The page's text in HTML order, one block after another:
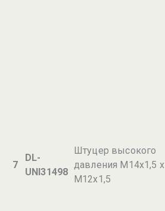
7
DL-
UNI31498
Штуцер высокого
давления М14х1,5 х
М12х1,5